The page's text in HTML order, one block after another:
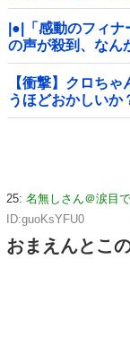
|●|「感動のフィ
の声が殺到、なん
な気分に……
【衝撃】クロち
うほどおかしいか
25: 名無しさん＠涙目
ID:guoKsYFU0
おまえんとこ